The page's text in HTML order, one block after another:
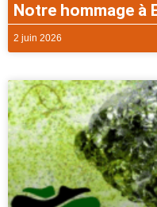
Notre hommage à
2 juin 2026